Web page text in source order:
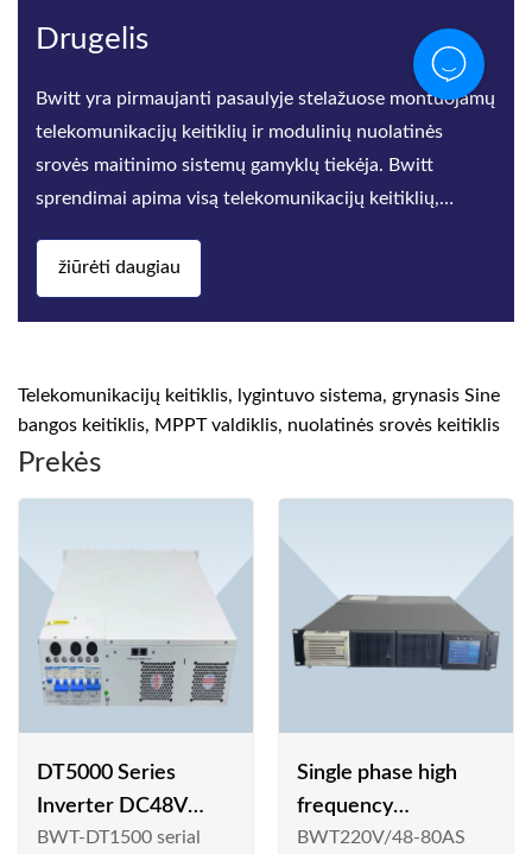
Drugelis
Bwitt yra pirmaujanti pasaulyje stelažuose montuojamų
telekomunikacijų keitiklių ir modulinių nuolatinės
srovės maitinimo sistemų gamyklų tiekėja. Bwitt
sprendimai apima visą telekomunikacijų keitiklių,
žiūrėti daugiau
Telekomunikacijų keitiklis, lygintuvo sistema, grynasis Sine
bangos keitiklis, MPPT valdiklis, nuolatinės srovės keitiklis
Prekės
DT5000 Series
Inverter DC48V
AC110V solar
BWT-DT1500 serial
Single phase high
frequency
BWT220V/48-80AS
BWT220V/48-80AS